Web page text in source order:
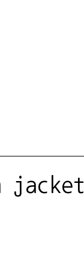
jacket